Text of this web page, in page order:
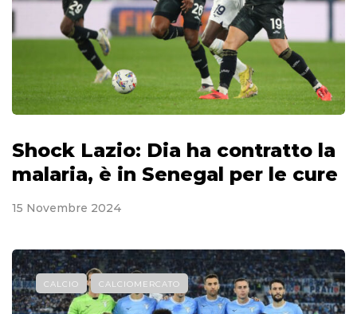
Shock Lazio: Dia ha contratto la
malaria, è in Senegal per le cure
15 Novembre 2024
CALCIO CALCIOMERCATO